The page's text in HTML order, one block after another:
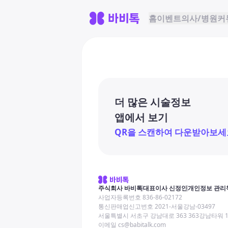
홈이벤트의사/병원커
더 많은 시술정보
앱에서 보기
QR을 스캔하여 다운받아보세
주식회사 바비톡대표이사 신정인개인정보 관리
사업자등록번호 836-86-02172
통신판매업신고번호 2021-서울강남-03497
서울특별시 서초구 강남대로 363 363강남타워
이메일 cs@babitalk.com